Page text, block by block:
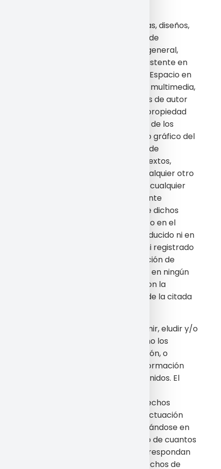
Los contenidos, textos, fotografías, diseños,
logotipos, imágenes, programas de
ordenador, códigos fuente y, en general,
cualquier creación intelectual existente en
este Espacio, así como el propio Espacio en
su conjunto, como obra artística multimedia,
están protegidos como derechos de autor
por la legislación en materia de propiedad
intelectual. La empresa es titular de los
elementos que integran el diseño gráfico del
Espacio Web, lo menús, botones de
navegación, el código HTML, los textos,
imágenes, texturas, gráficos y cualquier otro
contenido del Espacio Web o, en cualquier
caso dispone de la correspondiente
autorización para la utilización de dichos
elementos. El contenido dispuesto en el
Espacio Web no podrá ser reproducido ni en
todo ni en parte, ni transmitido, ni registrado
por ningún sistema de recuperación de
información, en ninguna forma ni en ningún
medio, a menos que se cuente con la
autorización previa, por escrito, de la citada
Asimismo queda prohibido suprimir, eludir y/o
manipular el «copyright» así como los
dispositivos técnicos de protección, o
cualesquiera mecanismos de información
que pudieren contener los contenidos. El
compromete a respetar los derechos
enunciados y a evitar cualquier actuación
que pudiera perjudicarlos, reservándose en
todo caso la empresa el ejercicio de cuantos
medios o acciones legales le correspondan
en defensa de sus legítimos derechos de